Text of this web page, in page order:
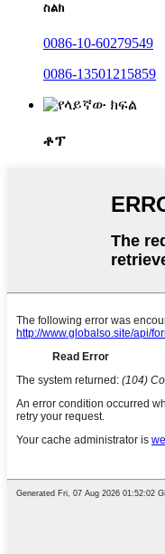
ስልክ
0086-10-60279549
0086-13501215859
ቶፕ